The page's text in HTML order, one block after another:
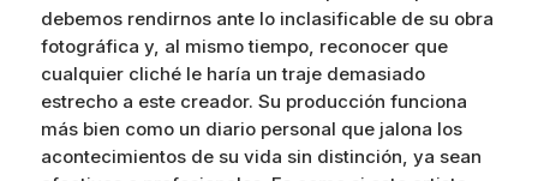
debemos rendirnos ante lo inclasificable de su obra
fotográfica y, al mismo tiempo, reconocer que
cualquier cliché le haría un traje demasiado
estrecho a este creador. Su producción funciona
más bien como un diario personal que jalona los
acontecimientos de su vida sin distinción, ya sean